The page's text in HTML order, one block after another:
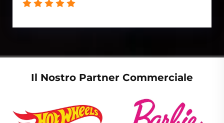
Il Nostro Partner Commerciale